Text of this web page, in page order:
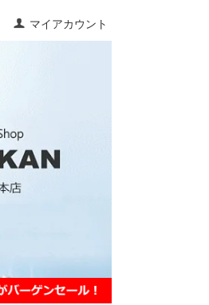
マイアカウント